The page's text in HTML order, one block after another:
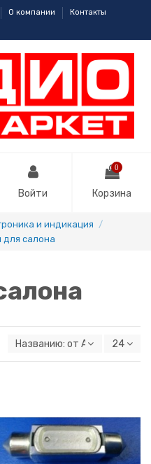
О компании
Контакты
Войти
0
Корзина
и индикация
салона
Названию: от А к Я 24